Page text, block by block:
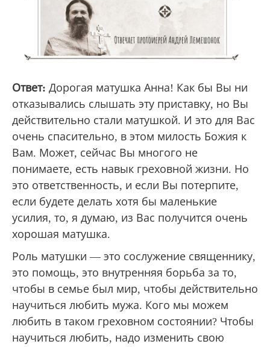
Ответ: Дорогая матушка Анна! Как бы Вы ни
отказывались слышать эту приставку, но Вы
действительно стали матушкой. И это для Вас
очень спасительно, в этом милость Божия к
Вам. Может, сейчас Вы многого не
понимаете, есть навык греховной жизни. Но
это ответственность, и если Вы потерпите,
если будете делать хотя бы маленькие
усилия, то, я думаю, из Вас получится очень
хорошая матушка.
Роль матушки — это сослужение священнику,
это помощь, это внутренняя борьба за то,
чтобы в семье был мир, чтобы действительно
научиться любить мужа. Кого мы можем
любить в таком греховном состоянии? Чтобы
научиться любить, надо изменить свою